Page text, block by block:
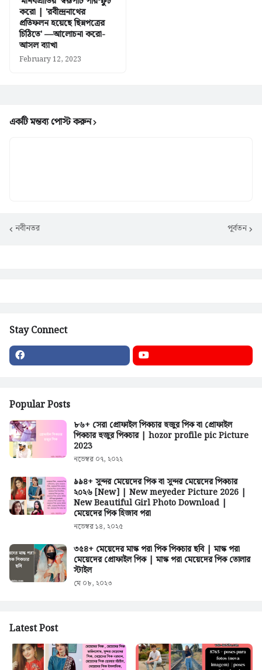
করো | 'রবীন্দ্রনাথের
প্রতিফলন হয়েছে ছিন্নপত্রের
চিঠিতে' —আলোচনা করো-
আসল ব্যাখা
February 12, 2023
একটি মন্তব্য পোস্ট করুন
নবীনতর পূর্বতন
Stay Connect
Popular Posts
৮৬+ সেরা প্রোফাইল পিকচার হুজুর পিক বা প্রোফাইল
পিকচার হুজুর পিকচার | hozor profile pic Picture
2023
নভেম্বর ০৭, ২০২২
৯৯৪+ সুন্দর মেয়েদের পিক বা সুন্দর মেয়েদের পিকচার
২০২৬ [New] | New meyeder Picture 2026 |
New Beautiful Girl Photo Download |
মেয়েদের পিক হিজাব পরা
নভেম্বর ১৪, ২০২৫
৩৫৪+ মেয়েদের মাস্ক পরা পিক পিকচার ছবি | মাস্ক পরা
মেয়েদের প্রোফাইল পিক | মাস্ক পরা মেয়েদের পিক তোলার
স্টাইল
মে ০৮, ২০২৩
Latest Post